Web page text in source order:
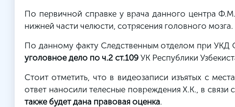
По первичной справке у врача данного центра
нижней части челюсти, сотрясения головного мозга.
По данному факту Следственным отделом при УКД
уголовное дело по ч.2 ст.109 УК Республики
Стоит отметить, что в видеозаписи изъятых с
ответ наносили телесные повреждения Х.К., в связи
также будет дана правовая оценка.